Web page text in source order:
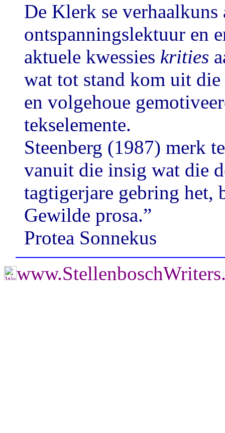
De Klerk se verhaalkuns
ontspanningslektuur en
aktuele kwessies krities
wat tot stand kom uit
en volgehoue
tekselemente.
Steenberg (1987) merk
vanuit die insig wat die
tagtigerjare gebring het,
Gewilde prosa.”
Protea Sonnekus